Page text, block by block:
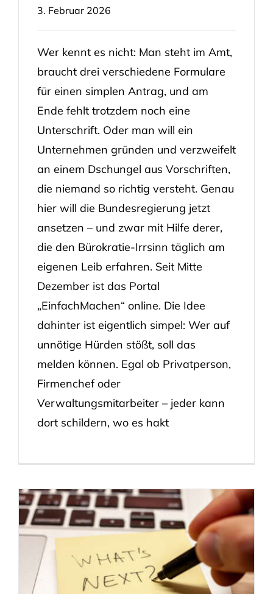
3. Februar 2026
Wer kennt es nicht: Man steht im Amt,
braucht drei verschiedene Formulare
für einen simplen Antrag, und am
Ende fehlt trotzdem noch eine
Unterschrift. Oder man will ein
Unternehmen gründen und verzweifelt
an einem Dschungel aus Vorschriften,
die niemand so richtig versteht. Genau
hier will die Bundesregierung jetzt
ansetzen – und zwar mit Hilfe derer,
die den Bürokratie-Irrsinn täglich am
eigenen Leib erfahren. Seit Mitte
Dezember ist das Portal
„EinfachMachen“ online. Die Idee
dahinter ist eigentlich simpel: Wer auf
unnötige Hürden stößt, soll das
melden können. Egal ob Privatperson,
Firmenchef oder
Verwaltungsmitarbeiter – jeder kann
dort schildern, wo es hakt